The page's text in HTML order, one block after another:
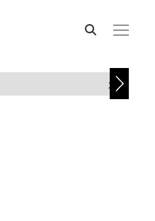
カスタム